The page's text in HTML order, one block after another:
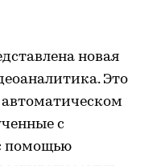
новая
Это
с
помощью